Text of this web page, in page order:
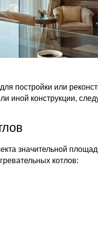
постройки или
иной конструкции,
значительной
котлов: